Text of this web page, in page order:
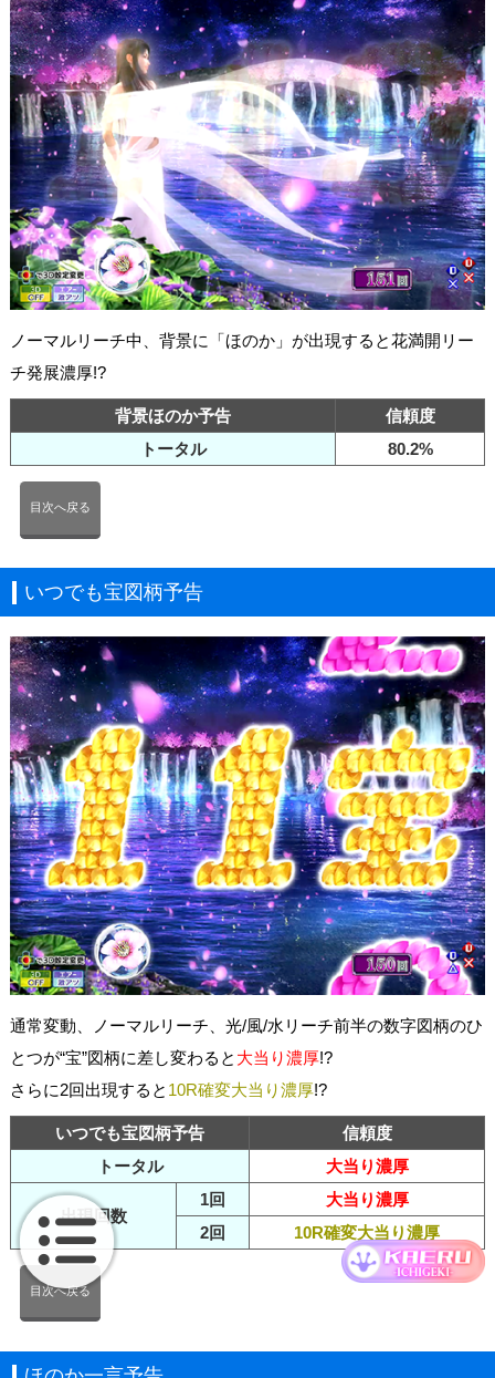
ノーマルリーチ中、背景に「ほのか」が出現すると花満開リー
チ発展濃厚!?
背景ほのか予告
信頼度
トータル
80.2%
目次へ戻る
いつでも宝図柄予告
通常変動、ノーマルリーチ、光/風/水リーチ前半の数字図柄のひ
とつが“宝”図柄に差し変わると 大当り濃厚!?
さらに2回出現すると 10R確変大当り濃厚!?
いつでも宝図柄予告
信頼度
トータル
大当り濃厚
出現回数
1回
大当り濃厚
2回
10R確変大当り濃厚
目次へ戻る